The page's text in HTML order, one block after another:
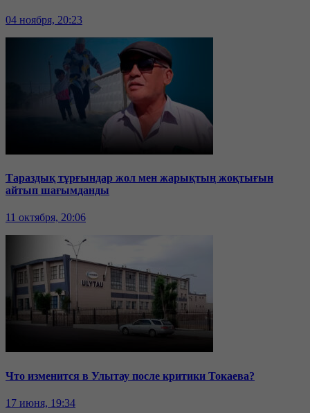
04 ноября, 20:23
Тараздық тұрғындар жол мен жарықтың жоқтығын
айтып шағымданды
11 октября, 20:06
Что изменится в Улытау после критики Токаева?
17 июня, 19:34